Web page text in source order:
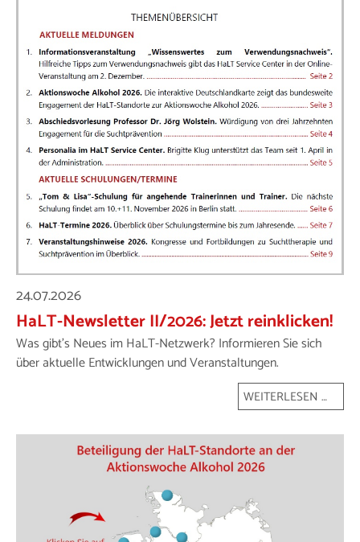
24.07.2026
HaLT-Newsletter II/2026: Jetzt reinklicken!
Was gibt's Neues im HaLT-Netzwerk? Informieren Sie sich
über aktuelle Entwicklungen und Veranstaltungen.
WEITERLESEN …